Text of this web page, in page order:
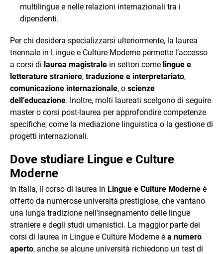
multilingue e nelle relazioni internazionali tra i
dipendenti.
Per chi desidera specializzarsi ulteriormente, la laurea
triennale in Lingue e Culture Moderne permette l’accesso
a corsi di laurea magistrale in settori come lingue e
letterature straniere, traduzione e interpretariato,
comunicazione internazionale, o scienze
dell’educazione. Inoltre, molti laureati scelgono di seguire
master o corsi post-laurea per approfondire competenze
specifiche, come la mediazione linguistica o la gestione di
progetti internazionali.
Dove studiare Lingue e Culture
Moderne
In Italia, il corso di laurea in Lingue e Culture Moderne è
offerto da numerose università prestigiose, che vantano
una lunga tradizione nell’insegnamento delle lingue
straniere e degli studi umanistici. La maggior parte dei
corsi di laurea in Lingue e Culture Moderne è a numero
aperto, anche se alcune università richiedono un test di